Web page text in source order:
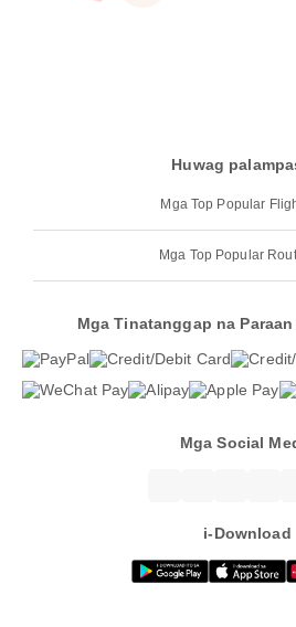
Huwag
Mga Top Popular
Mga Top Popular
Mga Tinatanggap na
Mga Social
i-Download